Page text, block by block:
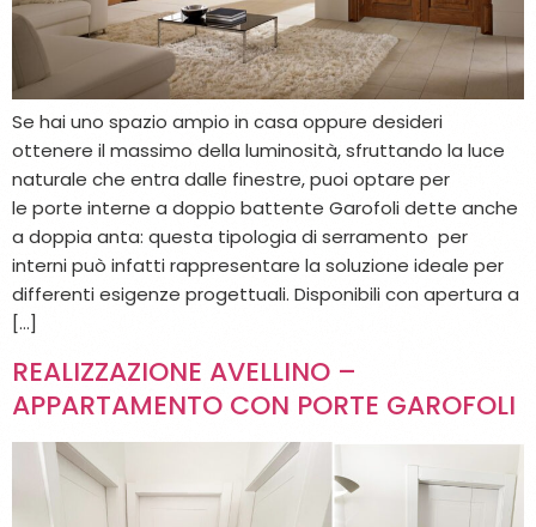
Se hai uno spazio ampio in casa oppure desideri
ottenere il massimo della luminosità, sfruttando la luce
naturale che entra dalle finestre, puoi optare per
le porte interne a doppio battente Garofoli dette anche
a doppia anta: questa tipologia di serramento per
interni può infatti rappresentare la soluzione ideale per
differenti esigenze progettuali. Disponibili con apertura a
[…]
REALIZZAZIONE AVELLINO –
APPARTAMENTO CON PORTE GAROFOLI